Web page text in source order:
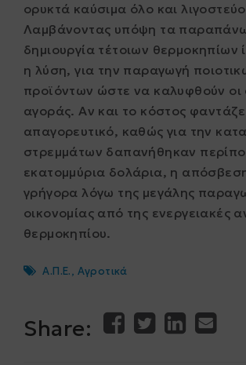
ορυκτά καύσιμα όλο και
Λαμβάνοντας υπόψη τα
δημιουργία τέτοιων θερμοκηπίων
η λύση, για την παραγωγή
προϊόντων ώστε να καλυφθούν οι
αγοράς. Αν και το κόστος
απαγορευτικό, καθώς για την
στρεμμάτων δαπανήθηκαν
εκατομμύρια δολάρια, η απόσβεση
γρήγορα λόγω της μεγάλης
οικονομίας από της ενεργειακές
θερμοκηπίου.
Α.Π.Ε., Αγροτικά
Share: